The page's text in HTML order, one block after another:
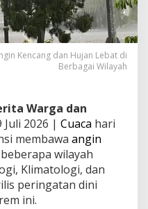
Kencang dan Hujan Lebat di
Berbagai Wilayah
Warga dan
Juli 2026 | Cuaca hari
membawa angin
wilayah
Klimatologi, dan
peringatan dini
ini.